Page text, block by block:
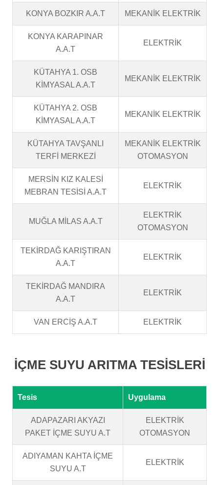
KONYA BOZKIR A.A.T MEKANİK ELEKTRİK
KONYA KARAPINAR
A.A.T
ELEKTRİK
KÜTAHYA 1. OSB
KİMYASAL A.A.T
MEKANİK ELEKTRİK
KÜTAHYA 2. OSB
KİMYASAL A.A.T
MEKANİK ELEKTRİK
KÜTAHYA TAVŞANLI
TERFİ MERKEZİ
MEKANİK ELEKTRİK
OTOMASYON
MERSİN KIZ KALESİ
MEBRAN TESİSİ A.A.T
ELEKTRİK
MUĞLA MİLAS A.A.T
ELEKTRİK
OTOMASYON
TEKİRDAĞ KARIŞTIRAN
A.A.T
ELEKTRİK
TEKİRDAĞ MANDIRA
A.A.T
ELEKTRİK
VAN ERCİŞ A.A.T ELEKTRİK
İÇME SUYU ARITMA TESİSLERİ
Tesis Uygulama
ADAPAZARI AKYAZI
PAKET İÇME SUYU A.T
ELEKTRİK
OTOMASYON
ADIYAMAN KAHTA İÇME
SUYU A.T
ELEKTRİK